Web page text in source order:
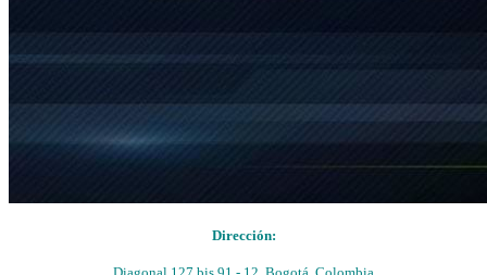
Dirección: